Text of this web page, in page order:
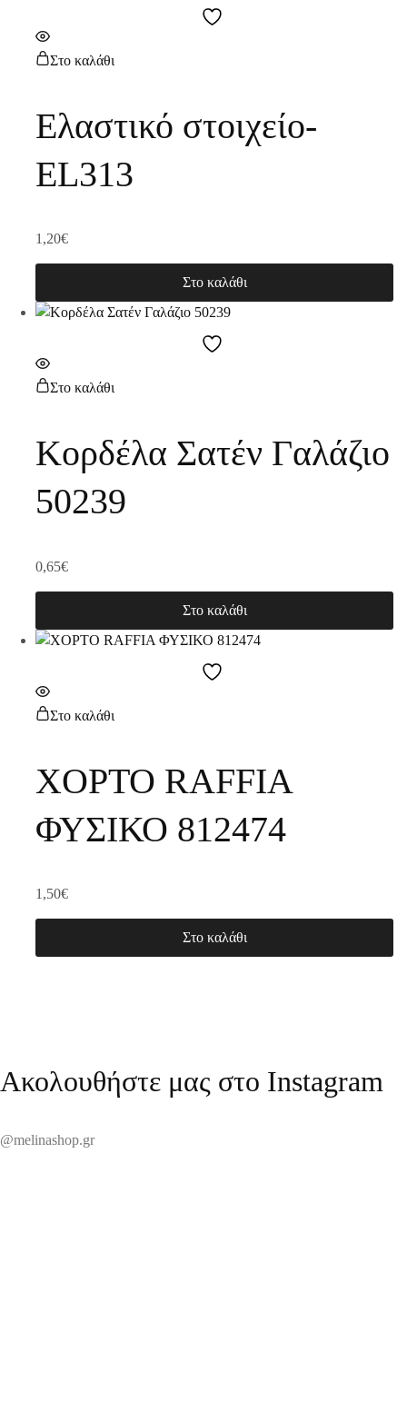
Στο καλάθι
Ελαστικό στοιχείο-
EL313
1,20€
Στο καλάθι
Στο καλάθι
Κορδέλα Σατέν Γαλάζιο
50239
0,65€
Στο καλάθι
Στο καλάθι
ΧΟΡΤΟ RAFFIA
ΦΥΣΙΚΟ 812474
1,50€
Στο καλάθι
Ακολουθήστε μας στο Instagram
@melinashop.gr